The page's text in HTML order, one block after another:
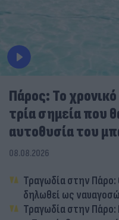
Πάρος: Το
τρία σημεία που
αυτοθυσία του
08.08.2026
Τραγωδία στην Πάρο:
δηλωθεί ως
Τραγωδία στην Πάρο: